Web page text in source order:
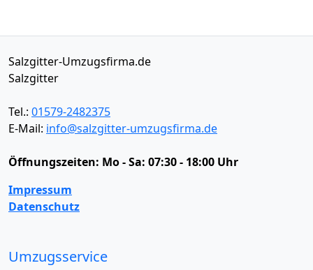
Salzgitter-Umzugsfirma.de
Salzgitter
Tel.: 01579-2482375
E-Mail: info@salzgitter-umzugsfirma.de
Öffnungszeiten: Mo - Sa: 07:30 - 18:00 Uhr
Impressum
Datenschutz
Umzugsservice